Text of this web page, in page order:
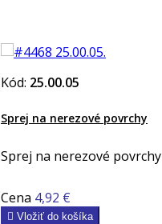
Kód: 25.00.05
Sprej na nerezové povrchy
Sprej na nerezové povrchy
Cena 4,92 €
 Vložiť do košíka